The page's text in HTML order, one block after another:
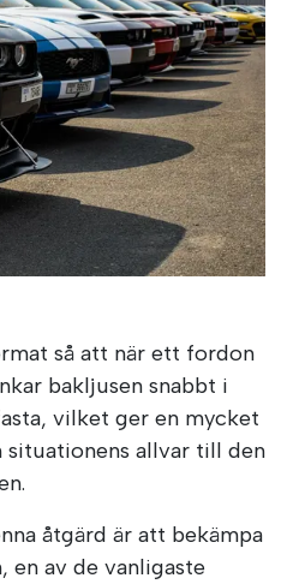
så att när ett fordon
bakljusen snabbt i
vilket ger en mycket
allvar till den
åtgärd är att bekämpa
en av de vanligaste